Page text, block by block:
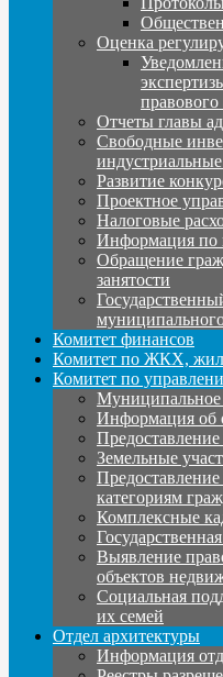
Оценка
правового
Отчеты главы
Свободные
Развитие
Проектное
Налоговые
Информация по
Обращение
занятости
Комитет финансов
Комитет по ЖКХ,
Комитет по
Информация об
Земельные
категориям
Комплексные
Выявление
объектов
Социальная
их семей
Отдел архитектуры
Информация